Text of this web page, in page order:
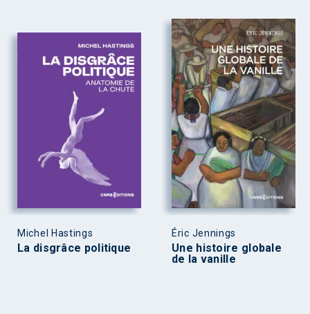
Michel Hastings
La disgrâce politique
Éric Jennings
Une histoire globale
de la vanille